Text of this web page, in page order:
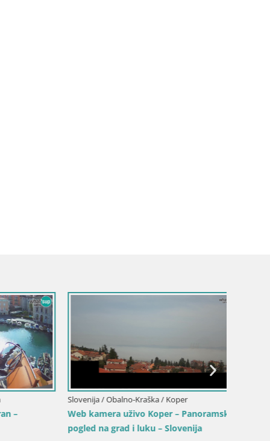
Web kamera Predjamski dvorac –
Postojna – Slovenija